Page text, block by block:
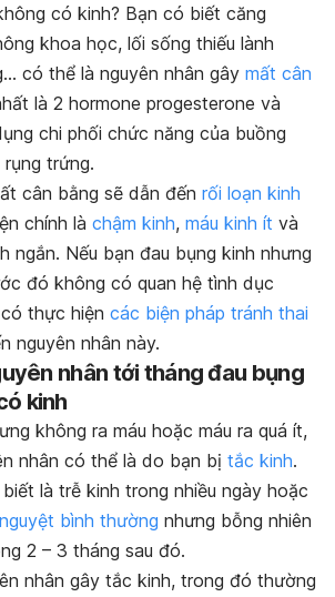
có kinh? Bạn có biết căng
khoa học, lối sống thiếu lành
có thể là nguyên nhân gây mất cân
là 2 hormone progesterone và
chi phối chức năng của buồng
trứng.
cân bằng sẽ dẫn đến rối loạn kinh
chính là chậm kinh, máu kinh ít và
ngắn. Nếu bạn đau bụng kinh nhưng
đó không có quan hệ tình dục
thực hiện các biện pháp tránh thai
nguyên nhân này.
nhân tới tháng đau bụng
kinh
không ra máu hoặc máu ra quá ít,
nhân có thể là do bạn bị tắc kinh.
là trễ kinh trong nhiều ngày hoặc
bình thường nhưng bỗng nhiên
2 – 3 tháng sau đó.
nhân gây tắc kinh, trong đó thường